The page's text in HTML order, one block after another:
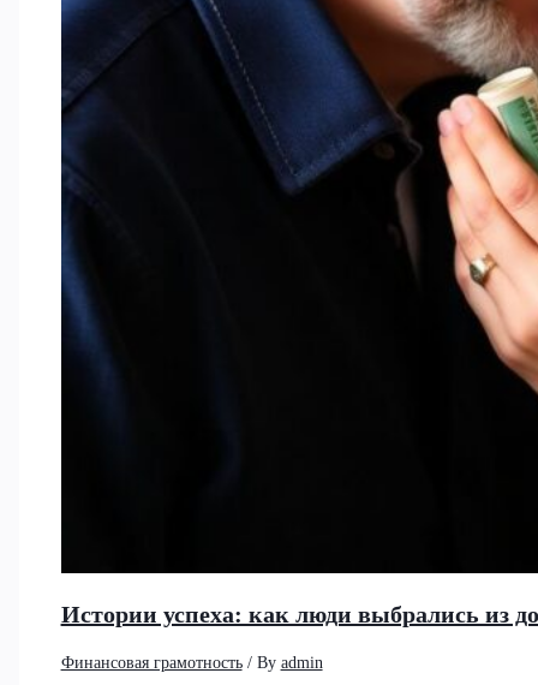
Истории успеха: как люди выбрались из
Финансовая грамотность/ By admin